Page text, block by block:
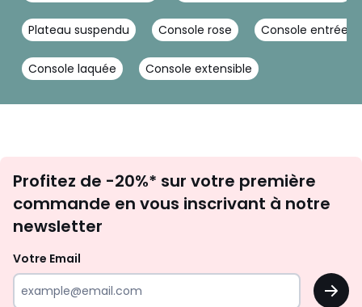
Plateau suspendu Console rose Console entrée
Console laquée Console extensible
newsletter
Profitez de -20%* sur votre première
commande en vous inscrivant à notre
newsletter
Votre Email
OK